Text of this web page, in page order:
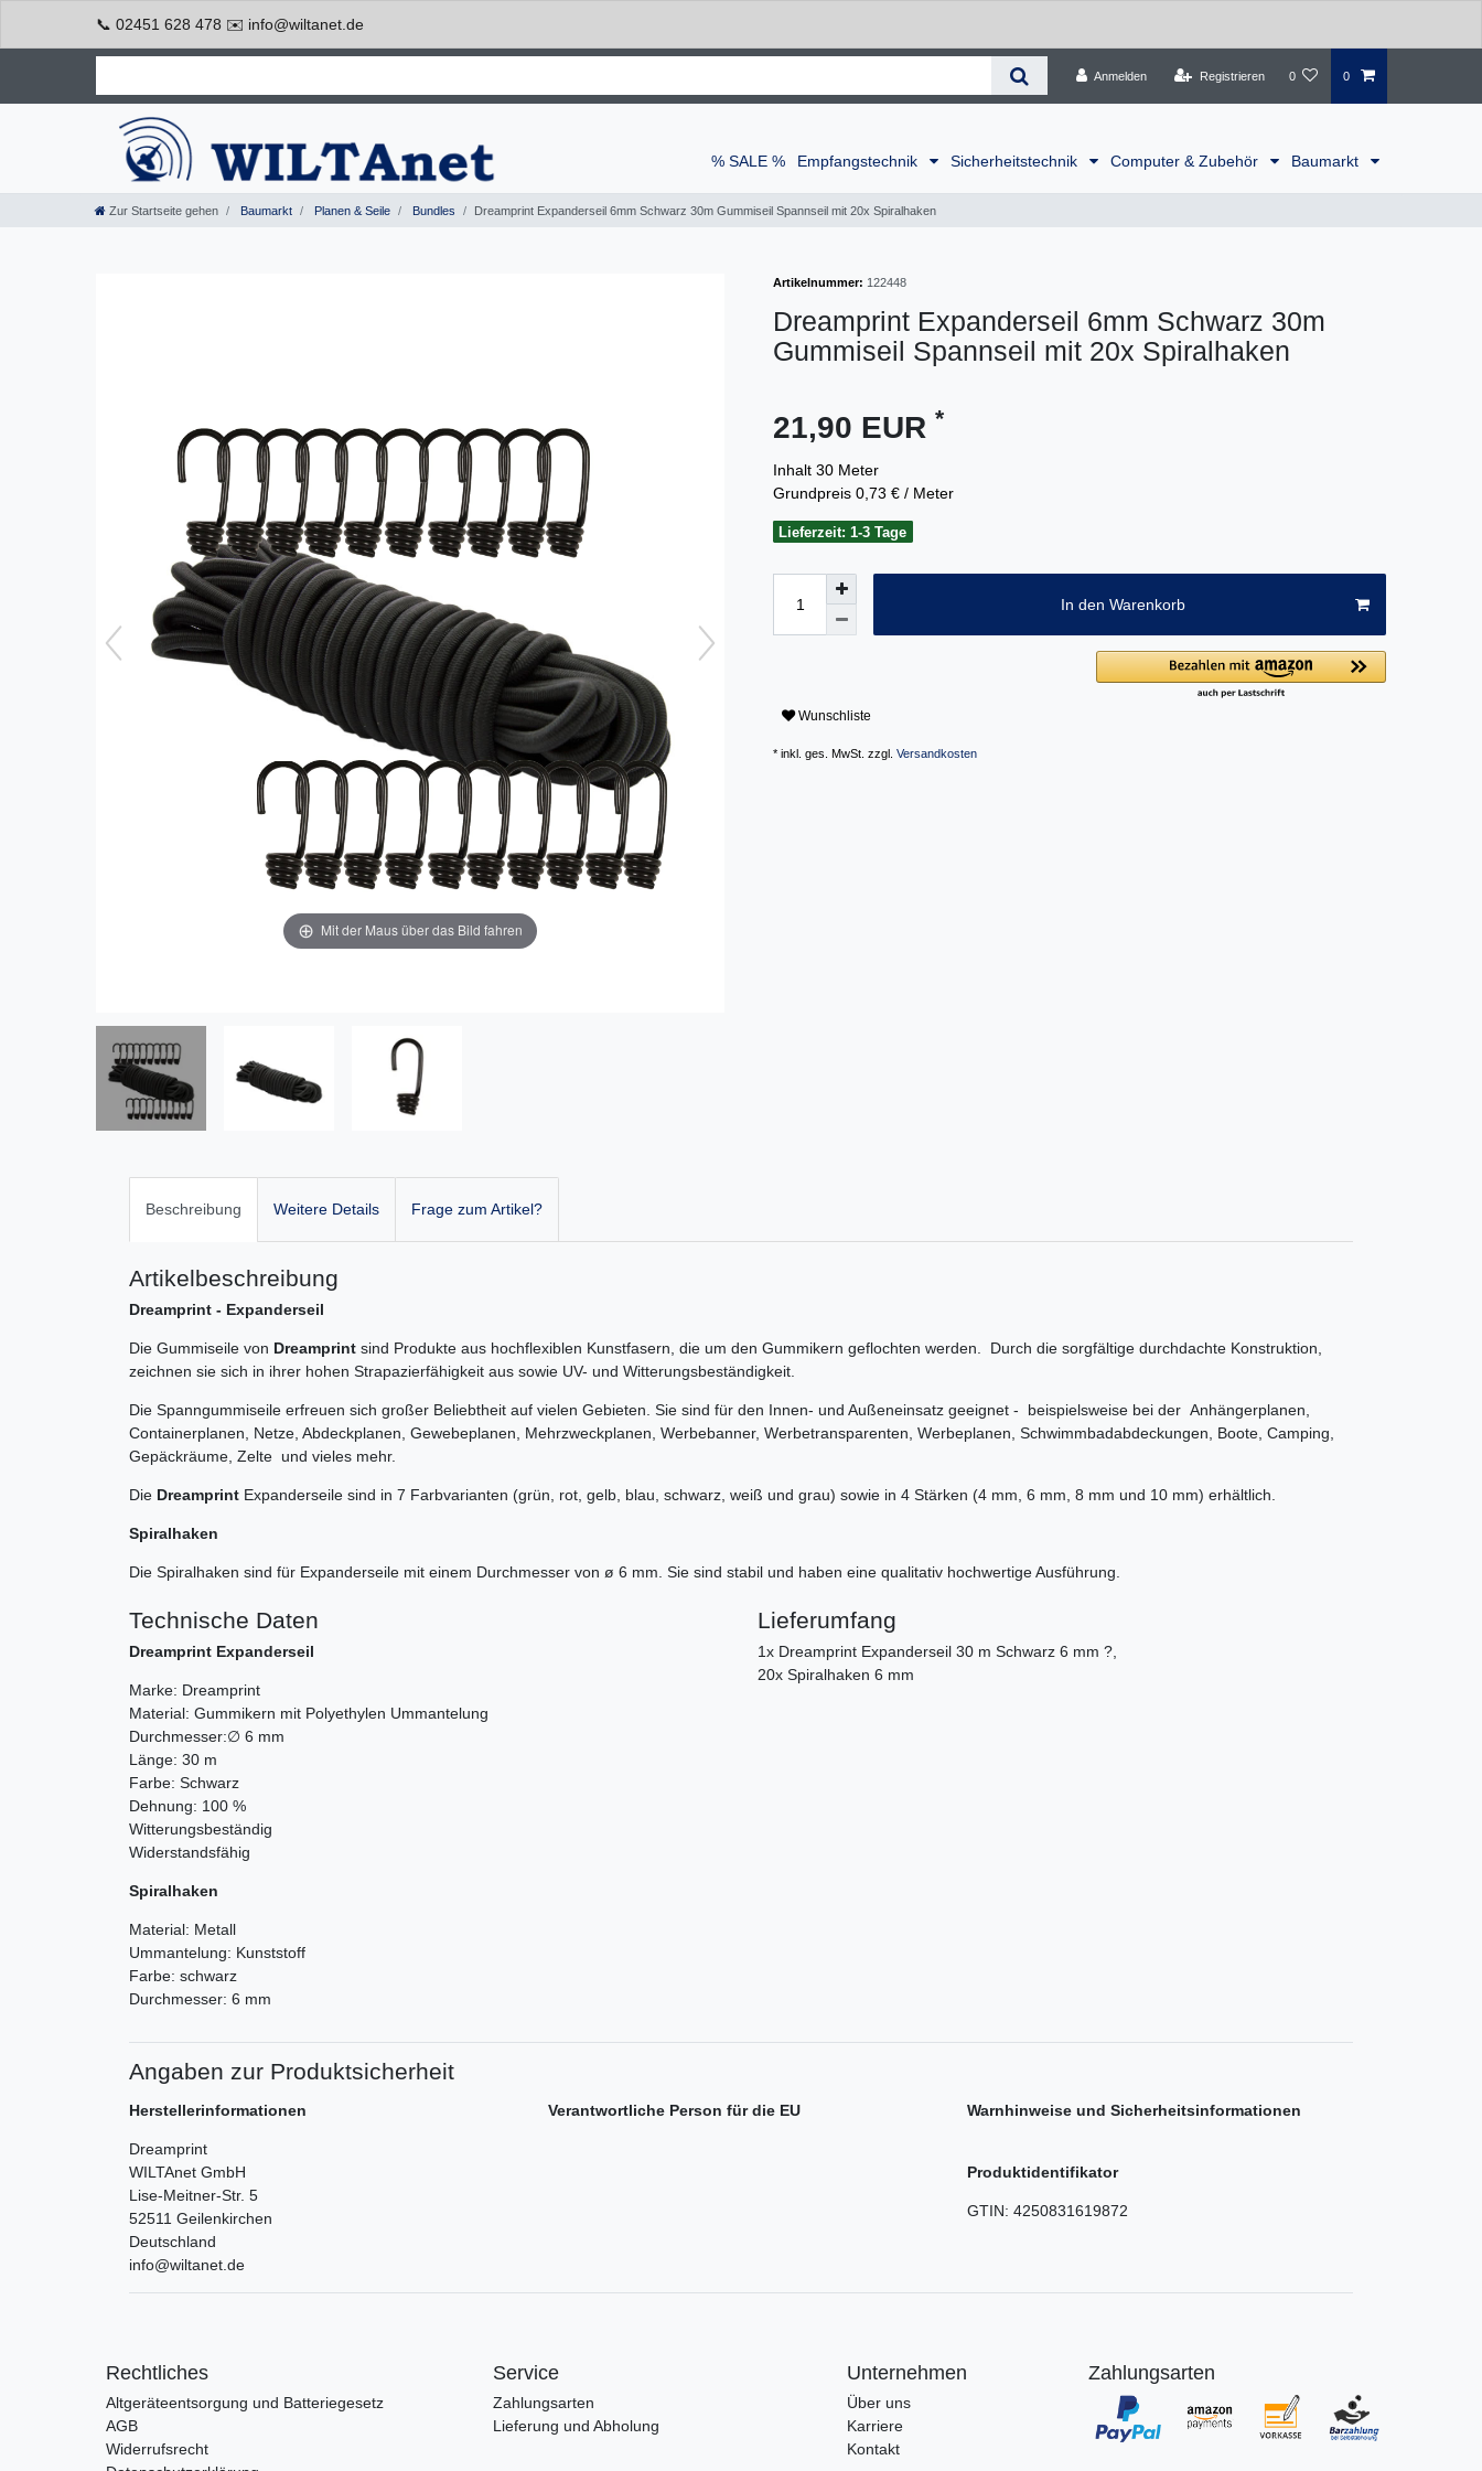
📞 02451 628 478 ✉️ info@wiltanet.de
Anmelden Registrieren 0 0
% SALE % Empfangstechnik Sicherheitstechnik Computer & Zubehör Baumarkt
Zur Startseite gehen Baumarkt Planen & Seile Bundles Dreamprint Expanderseil 6mm Schwarz 30m Gummiseil Spannseil mit 20x Spiralhaken
Mit der Maus über das Bild fahren
Artikelnummer: 122448
Dreamprint Expanderseil 6mm Schwarz 30m
Gummiseil Spannseil mit 20x Spiralhaken
21,90 EUR *
Inhalt 30 Meter
Grundpreis 0,73 € / Meter
Lieferzeit: 1-3 Tage
In den Warenkorb
Wunschliste
* inkl. ges. MwSt. zzgl. Versandkosten
Beschreibung Weitere Details Frage zum Artikel?
Artikelbeschreibung
Dreamprint - Expanderseil
Die Gummiseile von Dreamprint sind Produkte aus hochflexiblen Kunstfasern, die um den Gummikern geflochten werden. Durch die sorgfältige durchdachte Konstruktion,
zeichnen sie sich in ihrer hohen Strapazierfähigkeit aus sowie UV- und Witterungsbeständigkeit.
Die Spanngummiseile erfreuen sich großer Beliebtheit auf vielen Gebieten. Sie sind für den Innen- und Außeneinsatz geeignet - beispielsweise bei der Anhängerplanen,
Containerplanen, Netze, Abdeckplanen, Gewebeplanen, Mehrzweckplanen, Werbebanner, Werbetransparenten, Werbeplanen, Schwimmbadabdeckungen, Boote, Camping,
Gepäckräume, Zelte und vieles mehr.
Die Dreamprint Expanderseile sind in 7 Farbvarianten (grün, rot, gelb, blau, schwarz, weiß und grau) sowie in 4 Stärken (4 mm, 6 mm, 8 mm und 10 mm) erhältlich.
Spiralhaken
Die Spiralhaken sind für Expanderseile mit einem Durchmesser von ø 6 mm. Sie sind stabil und haben eine qualitativ hochwertige Ausführung.
Technische Daten
Dreamprint Expanderseil
Marke: Dreamprint
Material: Gummikern mit Polyethylen Ummantelung
Durchmesser:∅ 6 mm
Länge: 30 m
Farbe: Schwarz
Dehnung: 100 %
Witterungsbeständig
Widerstandsfähig
Spiralhaken
Material: Metall
Ummantelung: Kunststoff
Farbe: schwarz
Durchmesser: 6 mm
Lieferumfang
1x Dreamprint Expanderseil 30 m Schwarz 6 mm ?,
20x Spiralhaken 6 mm
Angaben zur Produktsicherheit
Herstellerinformationen
Dreamprint
WILTAnet GmbH
Lise-Meitner-Str. 5
52511 Geilenkirchen
Deutschland
info@wiltanet.de
Verantwortliche Person für die EU Warnhinweise und Sicherheitsinformationen
Produktidentifikator
GTIN: 4250831619872
Rechtliches
Altgeräteentsorgung und Batteriegesetz
AGB
Widerrufsrecht
Service
Zahlungsarten
Lieferung und Abholung
Unternehmen
Über uns
Karriere
Kontakt
Zahlungsarten